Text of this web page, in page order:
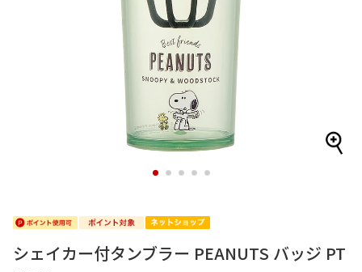
1 2 3 4 5
シェイカー付タンブラー PEANUTS バッジ PT